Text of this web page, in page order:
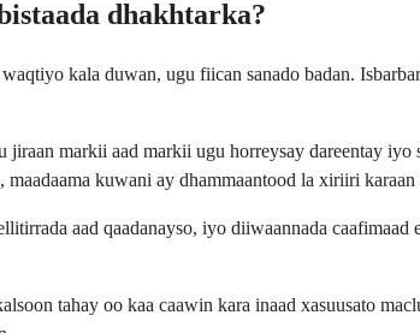
dhakhtarka?
kala duwan, ugu fiican sanado badan.
jiraan markii aad markii ugu horreysay dareentay
kuwani ay dhammaantood la xiriiri karaan
aad qaadanayso, iyo diiwaannada
tahay oo kaa caawin kara inaad xasuusato